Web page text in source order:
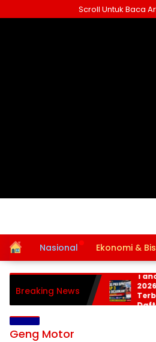
ke
Scroll Untuk Baca
HomeNasional Ekonomi &
Breaking News
Tahap
2026
Daftar
Geng Motor